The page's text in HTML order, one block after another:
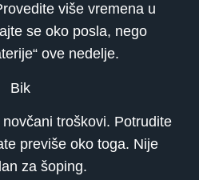
više vremena u
se oko posla, nego
ove nedelje.
Bik
troškovi. Potrudite
previše oko toga. Nije
za šoping.